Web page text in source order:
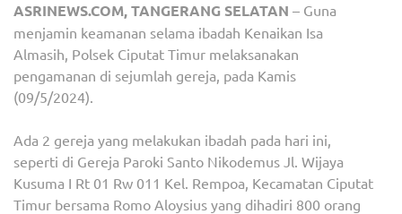
ASRINEWS.COM, TANGERANG SELATAN – Guna
menjamin keamanan selama ibadah Kenaikan Isa
Almasih, Polsek Ciputat Timur melaksanakan
pengamanan di sejumlah gereja, pada Kamis
(09/5/2024).
Ada 2 gereja yang melakukan ibadah pada hari ini,
seperti di Gereja Paroki Santo Nikodemus Jl. Wijaya
Kusuma I Rt 01 Rw 011 Kel. Rempoa, Kecamatan Ciputat
Timur bersama Romo Aloysius yang dihadiri 800 orang